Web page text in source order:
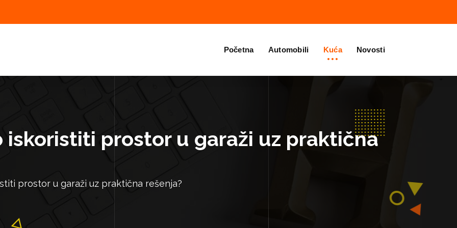
Početna Automobili Kuća Novosti
iskoristiti prostor u garaži uz praktična
prostor u garaži uz praktična rešenja?